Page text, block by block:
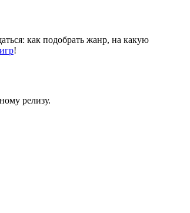
как подобрать жанр, на какую
!
релизу.